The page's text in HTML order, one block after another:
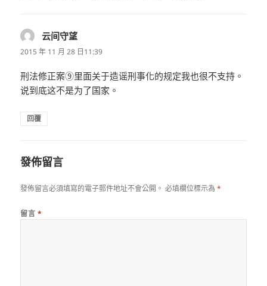
云间守望
示:
2015 年 11 月 28 日11:39
刑法修正案⑨里面关于造谣刑事化的规定我也很不支持。
说到底这不是为了国家。
回覆
發佈留言
發佈留言必須填寫的電子郵件地址不會公開。 必填欄位標示為*
留言 *